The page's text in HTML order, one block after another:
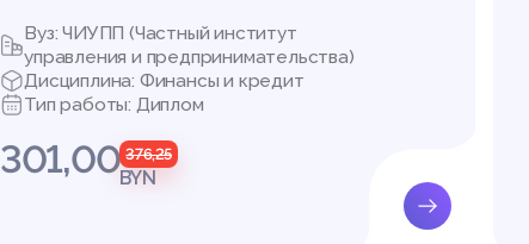
Вуз: ЧИУПП (Частный институт
управления и предпринимательства)
Дисциплина: Финансы и кредит
Тип работы: Диплом
301,00 376,25
BYN